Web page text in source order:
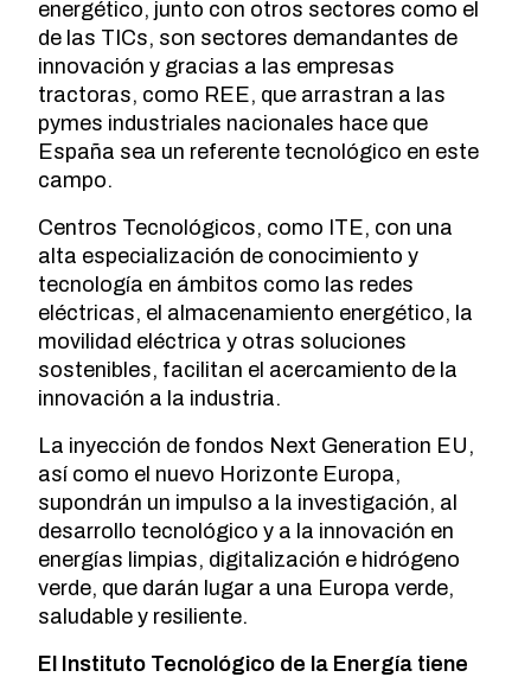
energético, junto con otros sectores como el
de las TICs, son sectores demandantes de
innovación y gracias a las empresas
tractoras, como REE, que arrastran a las
pymes industriales nacionales hace que
España sea un referente tecnológico en este
campo.
Centros Tecnológicos, como ITE, con una
alta especialización de conocimiento y
tecnología en ámbitos como las redes
eléctricas, el almacenamiento energético, la
movilidad eléctrica y otras soluciones
sostenibles, facilitan el acercamiento de la
innovación a la industria.
La inyección de fondos Next Generation EU,
así como el nuevo Horizonte Europa,
supondrán un impulso a la investigación, al
desarrollo tecnológico y a la innovación en
energías limpias, digitalización e hidrógeno
verde, que darán lugar a una Europa verde,
saludable y resiliente.
El Instituto Tecnológico de la Energía tiene